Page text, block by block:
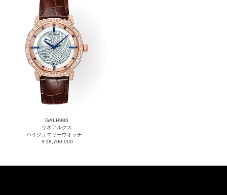
GALH986
リネアルクス
ハイジュエリーウオッチ
￥18,700,000